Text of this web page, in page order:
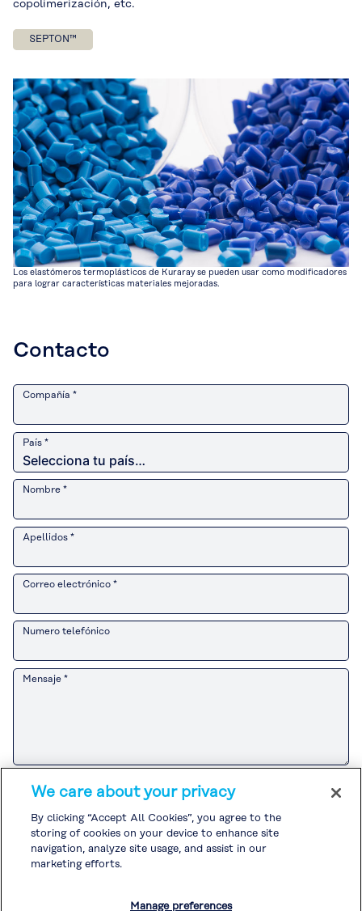
copolimerización, etc.
SEPTON™
Los elastómeros termoplásticos de Kuraray se pueden usar como modificadores
para lograr características materiales mejoradas.
Contacto
Compañía *
País *
Nombre *
Apellidos *
Correo electrónico *
Numero telefónico
Mensaje *
Consulte el Aviso de privacidad del cliente
información personal por parte del Grupo Kuraray relacionado con
Si acepta elAviso de privacidad del cliente , marque la casilla y envíe su
consulta.
Consulte laPolítica de privacidady laPolítica de cookies
el manejo de otra información personal.
We care about your privacy
By clicking “Accept All Cookies”, you agree to the
storing of cookies on your device to enhance site
navigation, analyze site usage, and assist in our
marketing efforts.
Manage preferences